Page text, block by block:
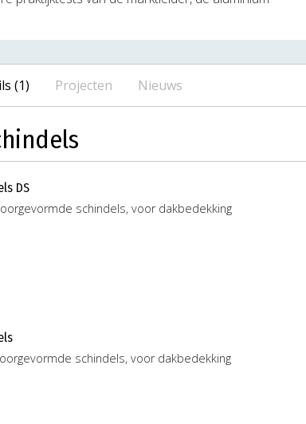
(1) Projecten Nieuws
DS
schindels, voor dakbedekking
schindels, voor dakbedekking